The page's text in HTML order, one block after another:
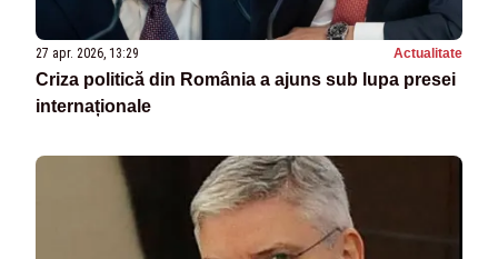
27 apr. 2026, 13:29 Actualitate
Criza politică din România a ajuns sub lupa presei
internaționale